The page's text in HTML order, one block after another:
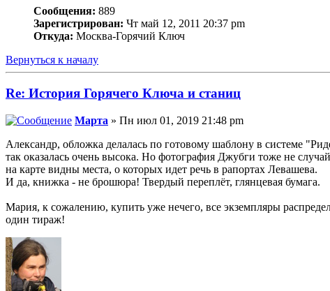
Сообщения: 889
Зарегистрирован: Чт май 12, 2011 20:37 pm
Откуда: Москва-Горячий Ключ
Вернуться к началу
Re: История Горячего Ключа и станиц
Марта » Пн июл 01, 2019 21:48 pm
Александр, обложка делалась по готовому шаблону в системе
так оказалась очень высока. Но фотография Джубги тоже не
на карте видны места, о которых идет речь в рапортах Левашева.
И да, книжка - не брошюра! Твердый переплёт, глянцевая бумага.
Мария, к сожалению, купить уже нечего, все экземпляры
один тираж!